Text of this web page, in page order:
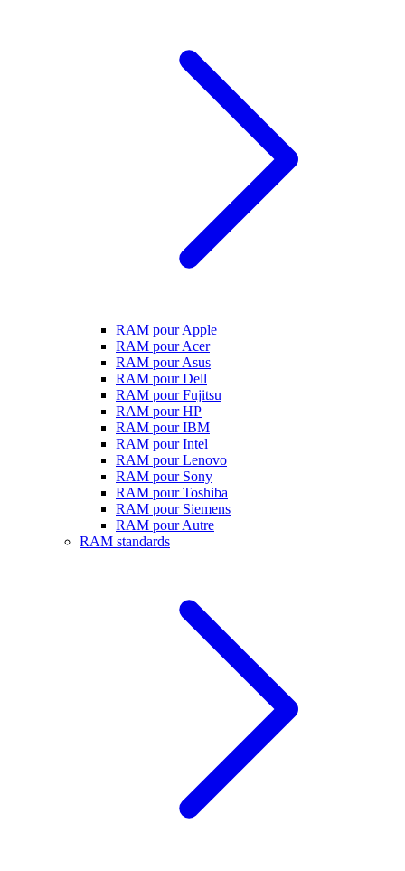
RAM pour Apple
RAM pour Acer
RAM pour Asus
RAM pour Dell
RAM pour Fujitsu
RAM pour HP
RAM pour IBM
RAM pour Intel
RAM pour Lenovo
RAM pour Sony
RAM pour Toshiba
RAM pour Siemens
RAM pour Autre
RAM standards